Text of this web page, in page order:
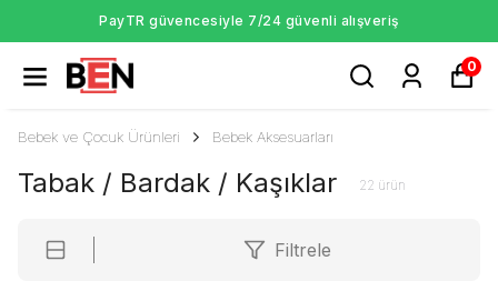
PayTR güvencesiyle 7/24 güvenli alışveriş
0
Bebek ve Çocuk Ürünleri Bebek Aksesuarları
Tabak / Bardak / Kaşıklar 22 ürün
Filtrele